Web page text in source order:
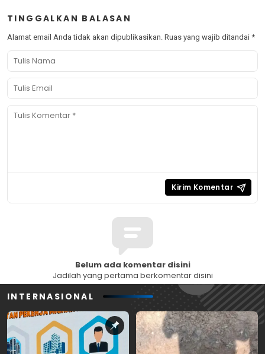
TINGGALKAN BALASAN
Alamat email Anda tidak akan dipublikasikan. Ruas yang wajib ditandai *
Belum ada komentar disini
Jadilah yang pertama berkomentar disini
INTERNASIONAL